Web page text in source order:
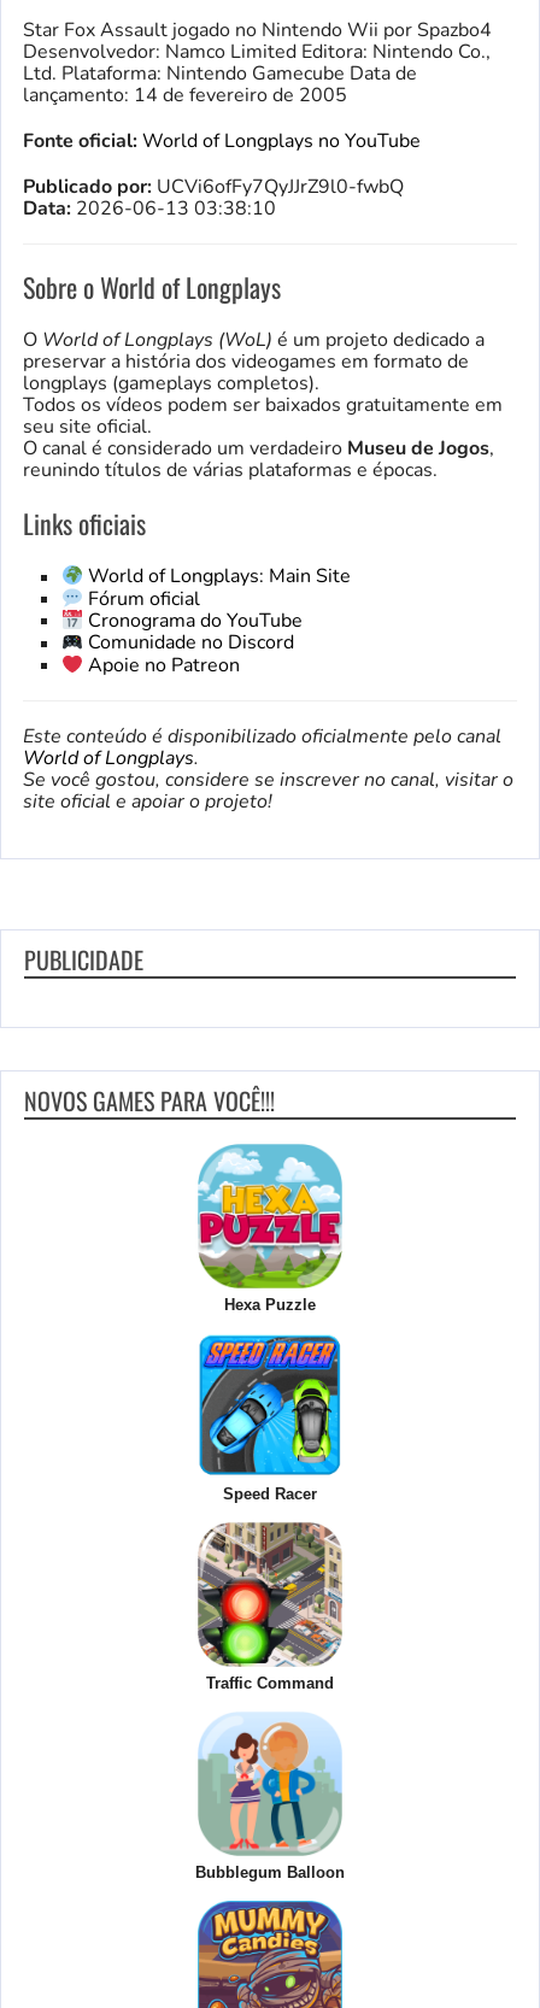
Star Fox Assault jogado no Nintendo Wii por Spazbo4
Desenvolvedor: Namco Limited Editora: Nintendo Co.,
Ltd. Plataforma: Nintendo Gamecube Data de
lançamento: 14 de fevereiro de 2005
Fonte oficial:World of Longplays no YouTube
Publicado por: UCVi6ofFy7QyJJrZ9l0-fwbQ
Data: 2026-06-13 03:38:10
Sobre o World of Longplays
O World of Longplays (WoL) é um projeto dedicado a
preservar a história dos videogames em formato de
longplays (gameplays completos).
Todos os vídeos podem ser baixados gratuitamente em
seu site oficial.
O canal é considerado um verdadeiro Museu de Jogos,
reunindo títulos de várias plataformas e épocas.
Links oficiais
World of Longplays: Main Site
Fórum oficial
Cronograma do YouTube
Comunidade no Discord
Apoie no Patreon
Este conteúdo é disponibilizado oficialmente pelo canal
World of Longplays.
Se você gostou, considere se inscrever no canal, visitar o
site oficial e apoiar o projeto!
PUBLICIDADE
NOVOS GAMES PARA VOCÊ!!!
Hexa Puzzle
Speed Racer
Traffic Command
Bubblegum Balloon